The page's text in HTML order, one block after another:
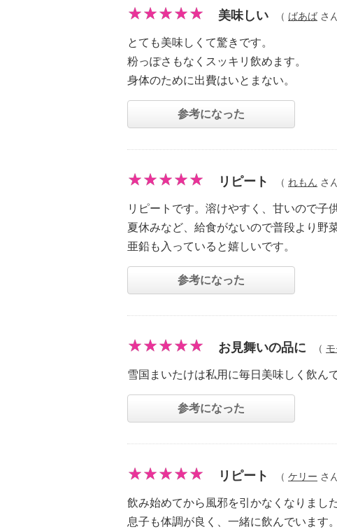
美味しい （ ばあば さ
とても美味しくて驚きです。
粉っぽさもなくスッキリ飲めます。
身体のために出費はいとまない。
参考になった
リピート （ れもん さ
リピートです。溶けやすく、甘いので子
夏休みなど、給食がないので普段より野
亜鉛も入っていると嬉しいです。
参考になった
お見舞いの品に （
雪国まいたけは私用に毎日美味しく飲ん
参考になった
リピート （ ケリー さ
飲み始めてから風邪を引かなくなりました
息子も体調が良く、一緒に飲んでいます。